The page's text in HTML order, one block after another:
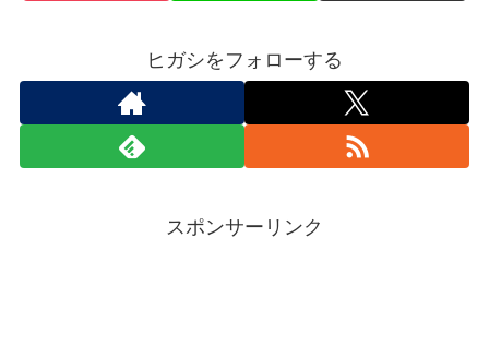
ヒガシをフォローする
スポンサーリンク